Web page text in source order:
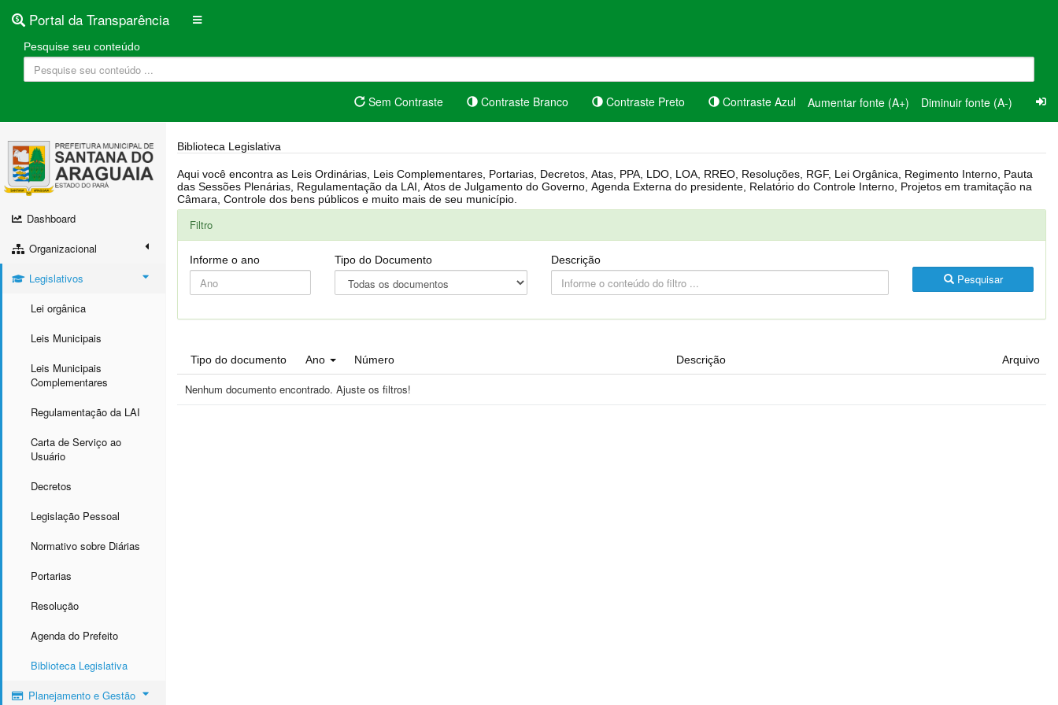
Portal da Transparência
Pesquise seu conteúdo
Sem Contraste Contraste Branco Contraste Preto Contraste Azul Aumentar fonte (A+) Diminuir fonte (A-)
Dashboard
Organizacional
Legislativos
Lei orgânica
Leis Municipais
Leis Municipais
Complementares
Regulamentação da LAI
Carta de Serviço ao
Usuário
Decretos
Legislação Pessoal
Normativo sobre Diárias
Portarias
Resolução
Agenda do Prefeito
Biblioteca Legislativa
Planejamento e Gestão
Biblioteca Legislativa
Aqui você encontra as Leis Ordinárias, Leis Complementares, Portarias, Decretos, Atas, PPA, LDO, LOA, RREO, Resoluções, RGF, Lei Orgânica, Regimento Interno, Pauta
das Sessões Plenárias, Regulamentação da LAI, Atos de Julgamento do Governo, Agenda Externa do presidente, Relatório do Controle Interno, Projetos em tramitação na
Câmara, Controle dos bens públicos e muito mais de seu município.
Filtro
Informe o ano Tipo do Documento Descrição
Pesquisar
Tipo do documento Ano Número Descrição Arquivo
Nenhum documento encontrado. Ajuste os filtros!